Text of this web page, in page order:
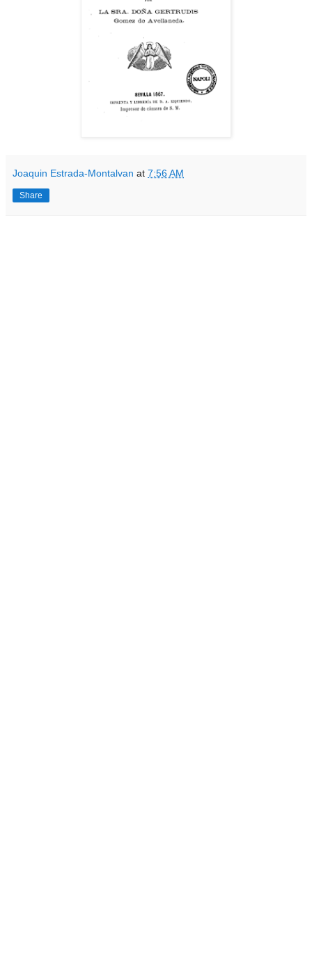
Joaquin Estrada-Montalvan at 7:56 AM
Share